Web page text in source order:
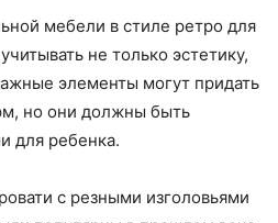
мебели в стиле ретро для
не только эстетику,
элементы могут придать
но они должны быть
для ребенка.
с резными изголовьями